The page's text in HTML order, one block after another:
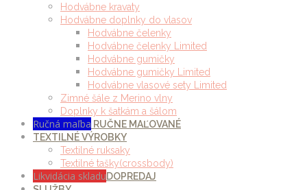
Hodvábne kravaty
Hodvábne doplnky do vlasov
Hodvábne čelenky
Hodvábne čelenky Limited
Hodvábne gumičky
Hodvábne gumičky Limited
Hodvábne vlasové sety Limited
Zimné šále z Merino vlny
Doplnky k šatkám a šálom
Ručná maľba RUČNE MAĽOVANÉ
TEXTILNÉ VÝROBKY
Textilné ruksaky
Textilné tašky(crossbody)
Likvidácia skladuDOPREDAJ